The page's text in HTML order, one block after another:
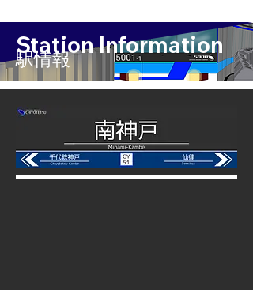
Station Information
​駅情報